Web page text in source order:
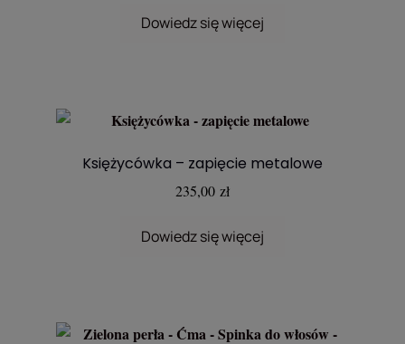
Dowiedz się więcej
Księżycówka – zapięcie metalowe
235,00 zł
Dowiedz się więcej